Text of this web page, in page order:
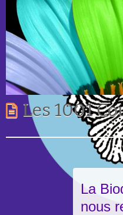
Les 1001
La
nous